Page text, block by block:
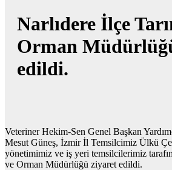
Narlıdere İlçe
Orman
edildi.
Veteriner Hekim-Sen Genel Başkan
Mesut Güneş, İzmir İl Temsilcimiz Ülkü
yönetimimiz ve iş yeri temsilcilerimiz
ve Orman Müdürlüğü ziyaret edildi.